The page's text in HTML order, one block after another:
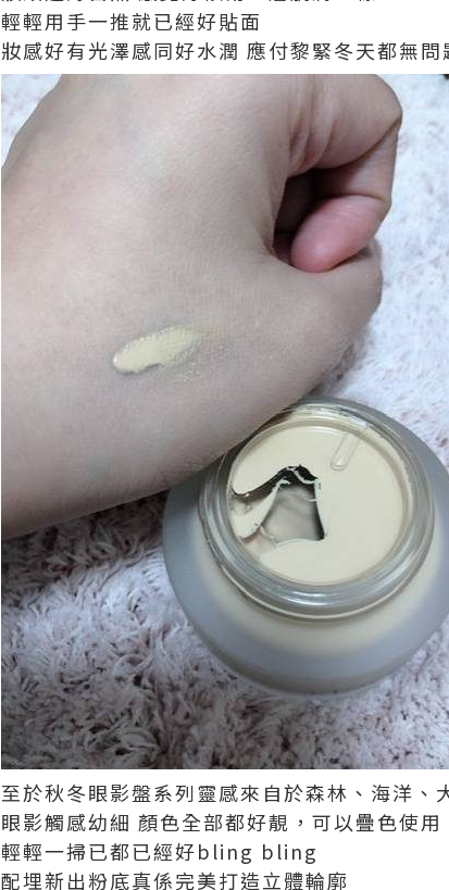
輕輕用手一推就已經好貼面
妝感好有光澤感同好水潤 應付黎緊冬天都無問
至於秋冬眼影盤系列靈感來自於森林、海洋、
眼影觸感幼細 顏色全部都好靚， 可以疊色使用
輕輕一掃已都已經好bling bling
配埋新出粉底真係完美打造立體輪廓